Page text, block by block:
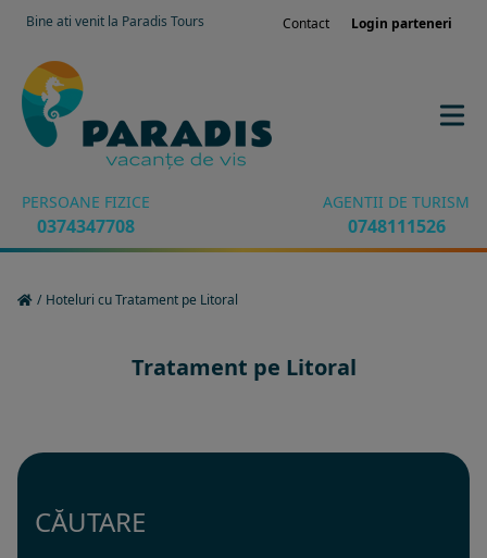
Bine ati venit la Paradis Tours Contact Login parteneri
PERSOANE FIZICE
0374347708
AGENTII DE TURISM
0748111526
/ Hoteluri cu Tratament pe Litoral
Tratament pe Litoral
CĂUTARE